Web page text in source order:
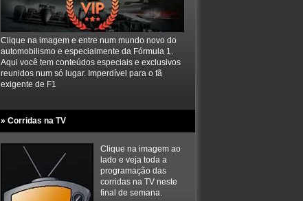
Clique na imagem e entre num mundo novo do
automobilismo e especialmente da Fórmula 1.
Aqui você tem conteúdos especiais e exclusivos
reunidos num só lugar. Imperdível para o fã
exigente de F1
» Corridas na TV
Clique na imagem ao
lado e veja toda a
programação das
corridas na TV neste
final de semana.